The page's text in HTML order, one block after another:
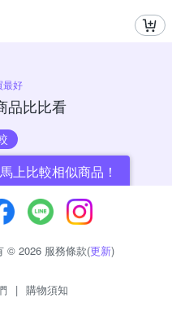
最好
品比比看
上比較相似商品！
© 2026 服務條款(更新)
| 購物須知